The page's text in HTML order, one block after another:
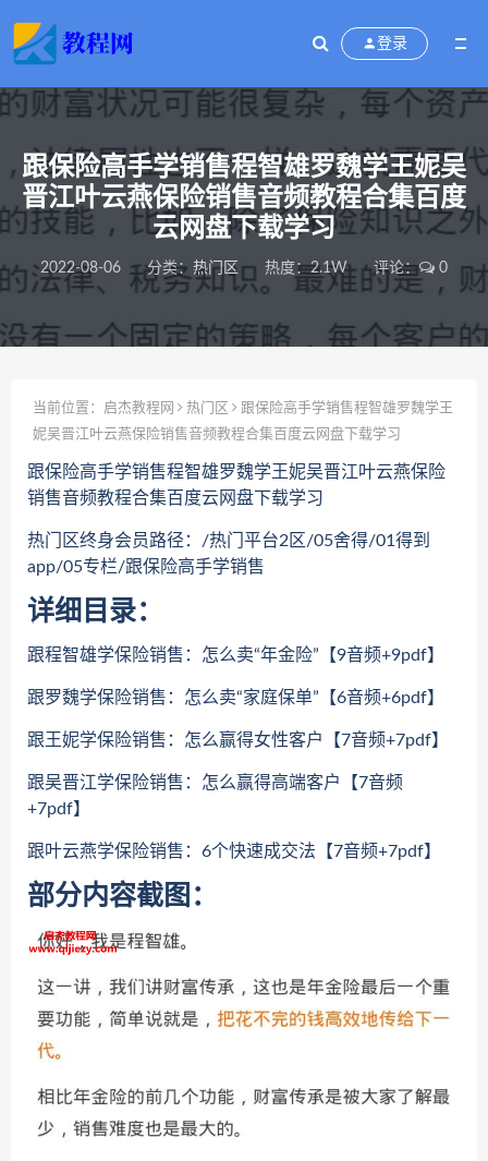
登录
跟保险高手学销售程智雄罗魏学王妮吴
晋江叶云燕保险销售音频教程合集百度
云网盘下载学习
2022-08-06 分类： 热门区 热度：2.1W 评论： 0
当前位置： 启杰教程网 热门区
跟保险高手学销售程智雄罗魏学王
妮吴晋江叶云燕保险销售音频教程合集百度云网盘下载学习
跟保险高手学销售程智雄罗魏学王妮吴晋江叶云燕保险
销售音频教程合集百度云网盘下载学习
热门区终身会员路径：/热门平台2区/05舍得/01得到
app/05专栏/跟保险高手学销售
详细目录：
跟程智雄学保险销售：怎么卖“年金险”【9音频+9pdf】
跟罗魏学保险销售：怎么卖“家庭保单”【6音频+6pdf】
跟王妮学保险销售：怎么赢得女性客户【7音频+7pdf】
跟吴晋江学保险销售：怎么赢得高端客户【7音频
+7pdf】
跟叶云燕学保险销售：6个快速成交法【7音频+7pdf】
部分内容截图：